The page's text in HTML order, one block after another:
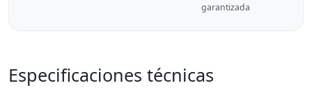
garantizada
Especificaciones técnicas